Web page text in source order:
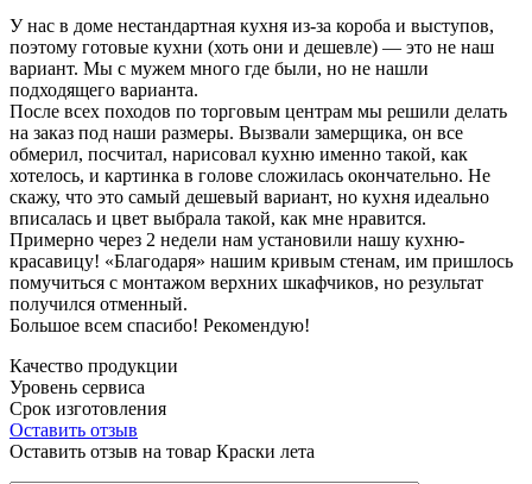
У нас в доме нестандартная кухня из-за короба и выступов,
поэтому готовые кухни (хоть они и дешевле) — это не наш
вариант. Мы с мужем много где были, но не нашли
подходящего варианта.
После всех походов по торговым центрам мы решили делать
на заказ под наши размеры. Вызвали замерщика, он все
обмерил, посчитал, нарисовал кухню именно такой, как
хотелось, и картинка в голове сложилась окончательно. Не
скажу, что это самый дешевый вариант, но кухня идеально
вписалась и цвет выбрала такой, как мне нравится.
Примерно через 2 недели нам установили нашу кухню-
красавицу! «Благодаря» нашим кривым стенам, им пришлось
помучиться с монтажом верхних шкафчиков, но результат
получился отменный.
Большое всем спасибо! Рекомендую!
Качество продукции
Уровень сервиса
Срок изготовления
Оставить отзыв
Оставить отзыв на товар Краски лета